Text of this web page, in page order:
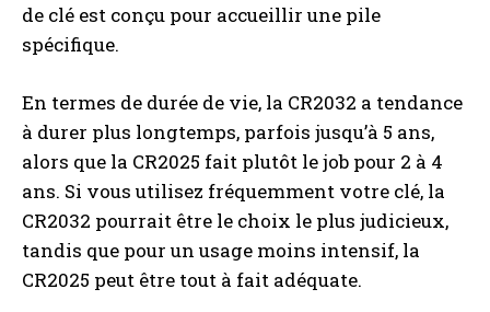
de clé est conçu pour accueillir une pile
spécifique.
En termes de durée de vie, la CR2032 a tendance
à durer plus longtemps, parfois jusqu’à 5 ans,
alors que la CR2025 fait plutôt le job pour 2 à 4
ans. Si vous utilisez fréquemment votre clé, la
CR2032 pourrait être le choix le plus judicieux,
tandis que pour un usage moins intensif, la
CR2025 peut être tout à fait adéquate.